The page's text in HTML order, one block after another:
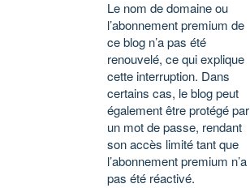
Le nom de domaine ou
l’abonnement premium de
ce blog n’a pas été
renouvelé, ce qui explique
cette interruption. Dans
certains cas, le blog peut
également être protégé par
un mot de passe, rendant
son accès limité tant que
l’abonnement premium n’a
pas été réactivé.